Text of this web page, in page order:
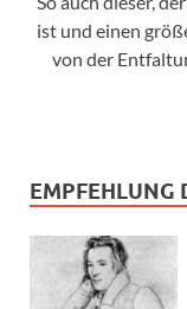
ist und einen
von der
EMPFEHLUNG